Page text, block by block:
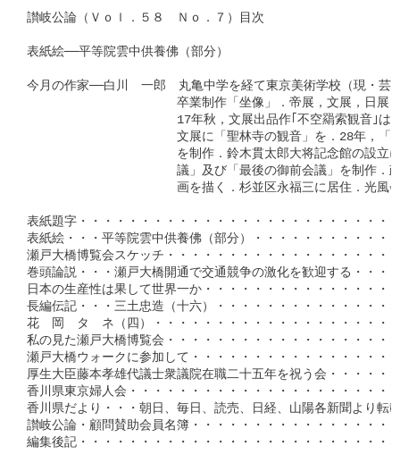
讃岐公論（Ｖｏｌ．５８　Ｎｏ．７）目次
表紙絵──平等院雲中供養佛（部分）
今月の作家──白川　一郎　丸亀中学を経て東京美術学校（現・芸
卒業制作「坐像」．帝展，文展，日展，光風
17年秋，文展出品作｢不空羂索観音｣は特選一
文展に「聖林寺の観音」を．28年，「伊勢神
を制作．鈴木貫太郎大将記念館の設立にとも
議」及び「最後の御前会議」を制作．政界，
画を描く．杉並区永福三に居住．光風会
表紙題字・・・・・・・・・・・・・・・・・・・・・・・・・
表紙絵・・・平等院雲中供養佛（部分）・・・・・・・・・・・
瀬戸大橋博覧会スケッチ・・・・・・・・・・・・・・・・・・
巻頭論説・・・瀬戸大橋開通で交通競争の激化を歓迎する・・・
日本の生産性は果して世界一か・・・・・・・・・・・・・・・
長編伝記・・・三土忠造（十六）・・・・・・・・・・・・・・
花　岡　タ　ネ（四）・・・・・・・・・・・・・・・・・・・
私の見た瀬戸大橋博覧会・・・・・・・・・・・・・・・・・・
瀬戸大橋ウォークに参加して・・・・・・・・・・・・・・・・
厚生大臣藤本孝雄代議士衆議院在職二十五年を祝う会・・・・・
香川県東京婦人会・・・・・・・・・・・・・・・・・・・・・
香川県だより・・・朝日、毎日、読売、日経、山陽各新聞より転
讃岐公論・顧問賛助会員名簿・・・・・・・・・・・・・・・・
編集後記・・・・・・・・・・・・・・・・・・・・・・・・・